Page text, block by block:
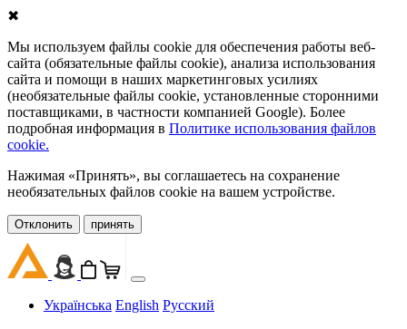
✖
Мы используем файлы cookie для обеспечения работы веб-
сайта (обязательные файлы cookie), анализа использования
сайта и помощи в наших маркетинговых усилиях
(необязательные файлы cookie, установленные сторонними
поставщиками, в частности компанией Google). Более
подробная информация в Политике использования файлов
cookie.
Нажимая «Принять», вы соглашаетесь на сохранение
необязательных файлов cookie на вашем устройстве.
Oтклонить принять
Українська English Русский